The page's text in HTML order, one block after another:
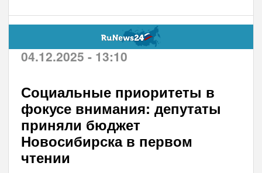
04.12.2025 - 13:10
Социальные приоритеты в
фокусе внимания: депутаты
приняли бюджет
Новосибирска в первом
чтении